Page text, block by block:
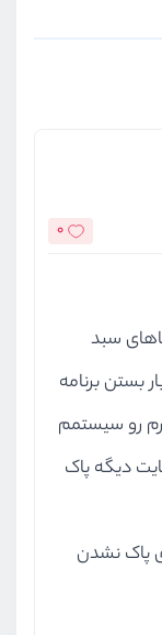
0
سبد
بستن برنامه
رو سیستمم
دیگه پاک
پاک نشدن